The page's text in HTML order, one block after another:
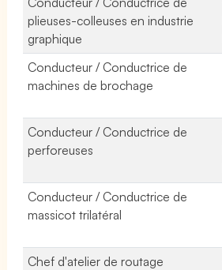
plieuses-colleuses en industrie
graphique
Conducteur / Conductrice de
machines de brochage
Conducteur / Conductrice de
perforeuses
Conducteur / Conductrice de
massicot trilatéral
Chef d'atelier de routage